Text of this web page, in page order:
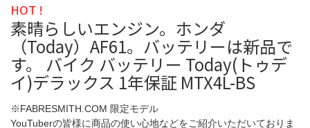
HOT !
素晴らしいエンジン。ホンダ
（Today）AF61。バッテリーは新品で
す。 バイク バッテリー Today(トゥデ
イ)デラックス 1年保証 MTX4L-BS
※FABRESMITH.COM 限定モデル
YouTuberの皆様に商品の使い心地などをご紹介いただいておりま